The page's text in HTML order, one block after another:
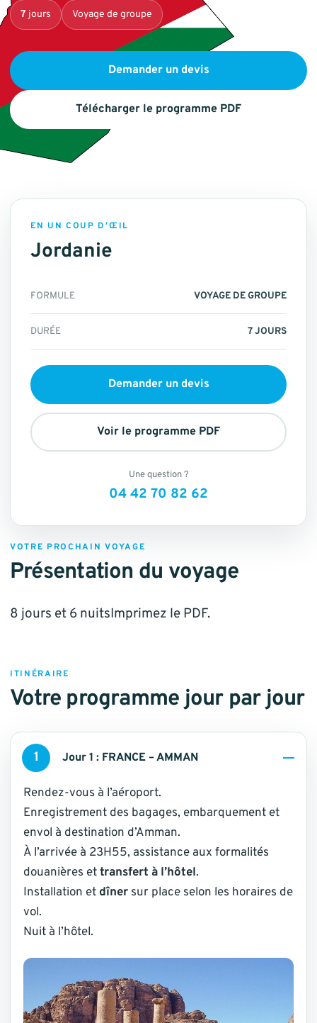
7 jours Voyage de groupe
Demander un devis
Télécharger le programme PDF
VOTRE PROCHAIN VOYAGE
Présentation du voyage
8 jours et 6 nuitsImprimez le PDF.
ITINÉRAIRE
Votre programme jour par jour
1 Jour 1 : FRANCE – AMMAN
Rendez-vous à l’aéroport.
Enregistrement des bagages, embarquement et
envol à destination d’Amman.
À l’arrivée à 23H55, assistance aux formalités
douanières ettransfert à l’hôtel.
Installation et dîner sur place selon les horaires de
vol.
Nuit à l’hôtel.
EN UN COUP D’ŒIL
Jordanie
FORMULE VOYAGE DE GROUPE
DURÉE 7 JOURS
Demander un devis
Voir le programme PDF
Une question ?
04 42 70 82 62